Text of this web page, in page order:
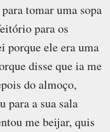
tomar uma sopa
para os
porque ele era uma
disse que ia me
do almoço,
para a sua sala
me beijar, quis